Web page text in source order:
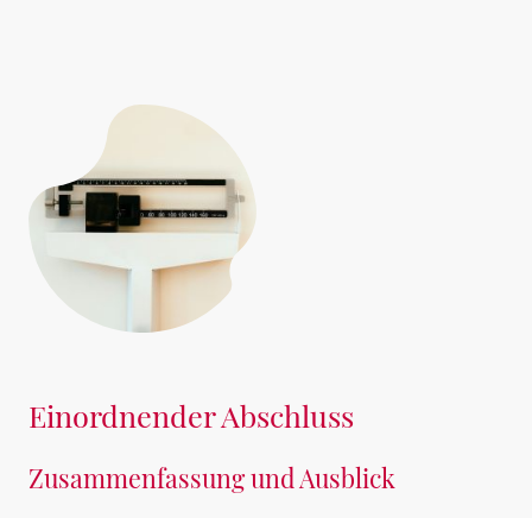
Einordnender Abschluss
Zusammenfassung und Ausblick